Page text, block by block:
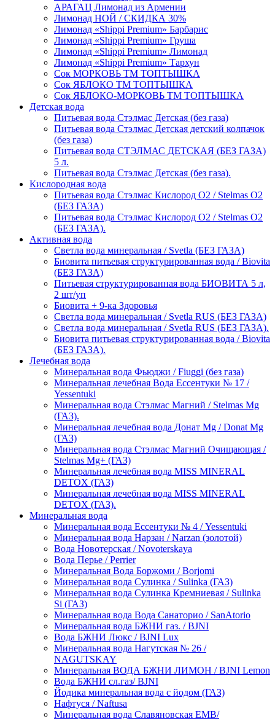
АРАГАЦ Лимонад из Армении
Лимонад НОЙ / СКИДКА 30%
Лимонад «Shippi Premium» Барбарис
Лимонад «Shippi Premium» Груша
Лимонад «Shippi Premium» Лимонад
Лимонад «Shippi Premium» Тархун
Сок МОРКОВЬ ТМ ТОПТЫШКА
Сок ЯБЛОКО ТМ ТОПТЫШКА
Сок ЯБЛОКО-МОРКОВЬ ТМ ТОПТЫШКА
Детская вода
Питьевая вода Стэлмас Детская (без газа)
Питьевая вода Стэлмас Детская детский колпачок
(без газа)
Питьевая вода СТЭЛМАС ДЕТСКАЯ (БЕЗ ГАЗА)
5 л.
Питьевая вода Стэлмас Детская (без газа).
Кислородная вода
Питьевая вода Стэлмас Кислород О2 / Stelmas O2
(БЕЗ ГАЗА)
Питьевая вода Стэлмас Кислород О2 / Stelmas O2
(БЕЗ ГАЗА).
Активная вода
Светла вода минеральная / Svetla (БЕЗ ГАЗА)
Биовита питьевая структурированная вода / Biovita
(БЕЗ ГАЗА)
Питьевая структурированная вода БИОВИТА 5 л,
2 шт/уп
Биовита + 9-ка Здоровья
Светла вода минеральная / Svetla RUS (БЕЗ ГАЗА)
Светла вода минеральная / Svetla RUS (БЕЗ ГАЗА).
Биовита питьевая структурированная вода / Biovita
(БЕЗ ГАЗА).
Лечебная вода
Минеральная вода Фьюджи / Fiuggi (без газа)
Минеральная лечебная Вода Ессентуки № 17 /
Yessentuki
Минеральная вода Стэлмас Магний / Stelmas Mg
(ГАЗ).
Минеральная лечебная вода Донат Mg / Donat Mg
(ГАЗ)
Минеральная вода Стэлмас Магний Очищающая /
Stelmas Mg+ (ГАЗ)
Минеральная лечебная вода MISS MINERAL
DETOX (ГАЗ)
Минеральная лечебная вода MISS MINERAL
DETOX (ГАЗ).
Минеральная вода
Минеральная вода Ессентуки № 4 / Yessentuki
Минеральная вода Нарзан / Narzan (золотой)
Вода Новотерская / Novoterskaya
Вода Перье / Perrier
Минеральная Вода Боржоми / Borjomi
Минеральная вода Сулинка / Sulinka (ГАЗ)
Минеральная вода Сулинка Кремниевая / Sulinka
Si (ГАЗ)
Минеральная вода Вода Санаторио / SanAtorio
Минеральная вода БЖНИ газ. / BJNI
Вода БЖНИ Люкс / BJNI Lux
Минеральная вода Нагутская № 26 /
NAGUTSKAY
Минеральная ВОДА БЖНИ ЛИМОН / BJNI Lemon
Вода БЖНИ сл.газ/ BJNI
Йодика минеральная вода с йодом (ГАЗ)
Нафтуся / Naftusa
Минеральная вода Славяновская ЕМВ/